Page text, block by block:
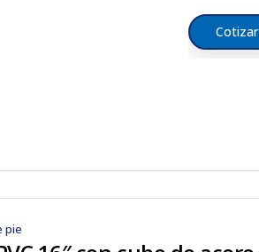
Cotizar
pie